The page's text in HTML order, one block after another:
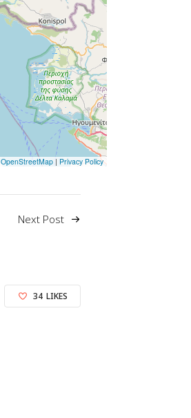
OpenStreetMap | Privacy Policy
Next Post
34 LIKES